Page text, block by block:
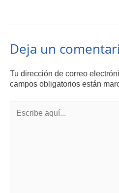
Deja un
Tu dirección de correo
campos obligatorios están